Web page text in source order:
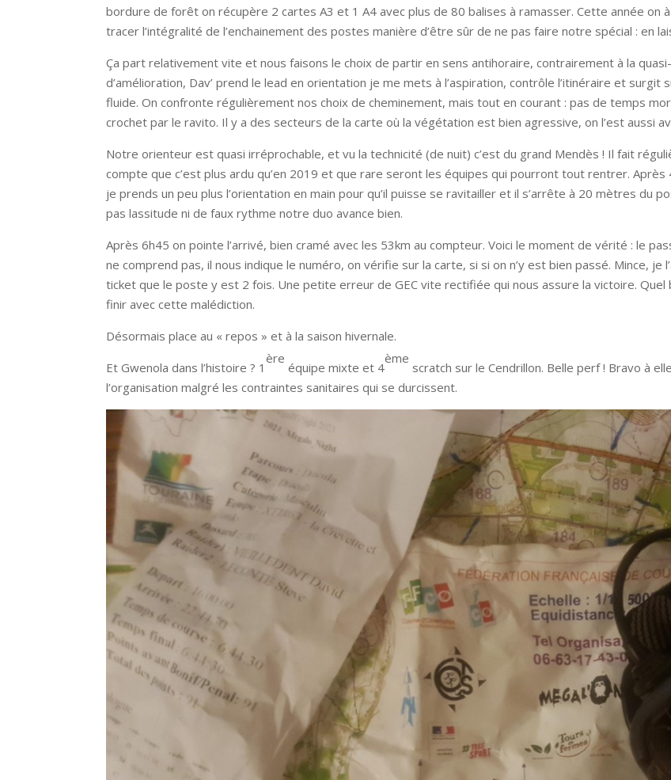
bordure de forêt on récupère 2 cartes A3 et 1 A4 avec plus de 80 balises à ramasser. Cette année on
tracer l’intégralité de l’enchainement des postes manière d’être sûr de ne pas faire notre spécial : en
Ça part relativement vite et nous faisons le choix de partir en sens antihoraire, contrairement à la
d’amélioration, Dav’ prend le lead en orientation je me mets à l’aspiration, contrôle l’itinéraire et
fluide. On confronte régulièrement nos choix de cheminement, mais tout en courant : pas de temps
crochet par le ravito. Il y a des secteurs de la carte où la végétation est bien agressive, on l’est aussi
Notre orienteur est quasi irréprochable, et vu la technicité (de nuit) c’est du grand Mendès ! Il fait
compte que c’est plus ardu qu’en 2019 et que rare seront les équipes qui pourront tout rentrer.
je prends un peu plus l’orientation en main pour qu’il puisse se ravitailler et il s’arrête à 20 mètres du
pas lassitude ni de faux rythme notre duo avance bien.
Après 6h45 on pointe l’arrivé, bien cramé avec les 53km au compteur. Voici le moment de vérité : le
ne comprend pas, il nous indique le numéro, on vérifie sur la carte, si si on n’y est bien passé. Mince, je
ticket que le poste y est 2 fois. Une petite erreur de GEC vite rectifiée qui nous assure la victoire. Quel
finir avec cette malédiction.
Désormais place au « repos » et à la saison hivernale.
Et Gwenola dans l’histoire ? 1
ère
équipe mixte et 4
ème
scratch sur le Cendrillon. Belle perf ! Bravo à
l’organisation malgré les contraintes sanitaires qui se durcissent.